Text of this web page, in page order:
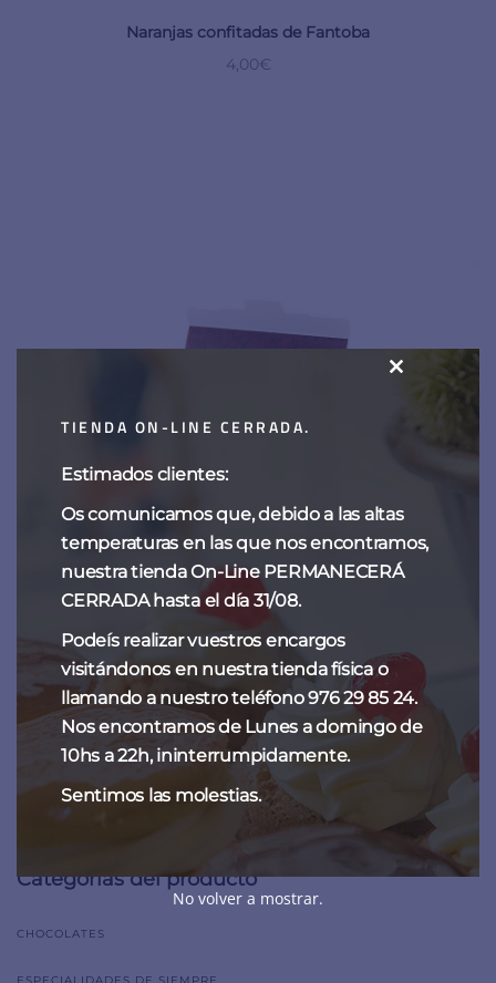
Naranjas confitadas de Fantoba
4,00€
Naranjas de Fantoba
15,00€ - 60,00 €
Categorías del producto
CHOCOLATES
ESPECIALIDADES DE SIEMPRE
TIENDA ON-LINE CERRADA.
Estimados clientes:
Os comunicamos que, debido a las altas
temperaturas en las que nos encontramos,
nuestra tienda On-Line PERMANECERÁ
CERRADA hasta el día 31/08.
Podeís realizar vuestros encargos
visitándonos en nuestra tienda física o
llamando a nuestro teléfono 976 29 85 24.
Nos encontramos de Lunes a domingo de
10hs a 22h, ininterrumpidamente.
Sentimos las molestias.
No volver a mostrar.